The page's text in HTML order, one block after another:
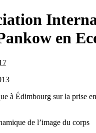
en
à Édimbourg sur la prise
de l’image du corps